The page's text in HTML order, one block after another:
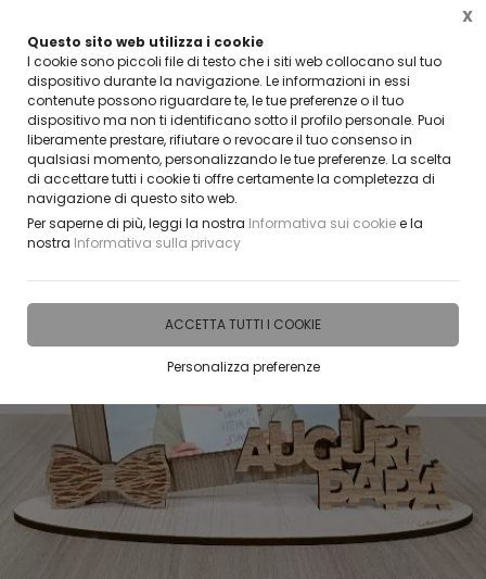
Questo sito web utilizza i cookie
I cookie sono piccoli file di testo che i siti web collocano sul tuo
dispositivo durante la navigazione. Le informazioni in essi
contenute possono riguardare te, le tue preferenze o il tuo
dispositivo ma non ti identificano sotto il profilo personale. Puoi
liberamente prestare, rifiutare o revocare il tuo consenso in
qualsiasi momento, personalizzando le tue preferenze. La scelta
di accettare tutti i cookie ti offre certamente la completezza di
navigazione di questo sito web.
Per saperne di più, leggi la nostra Informativa sui cookiee la
nostra Informativa sulla privacy
ACCETTA TUTTI I COOKIE
Personalizza preferenze
X
CONTATTACI
ADESSO
Home IDEE E REGALI PERSONALIZZABILI ACCESSORI E GADGET PER LA CASA